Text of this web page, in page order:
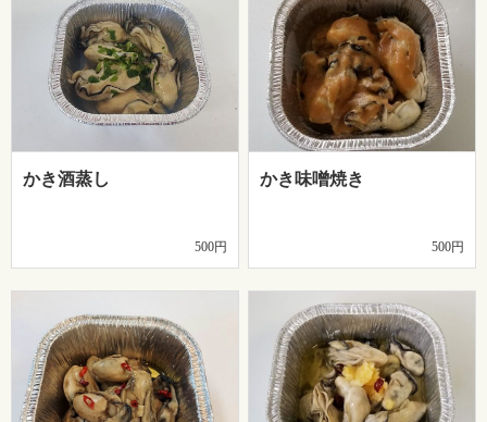
かき酒蒸し
500円
かき味噌焼き
500円